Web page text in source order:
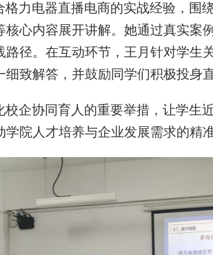
格力电器直播电商的实战经验，围
核心内容展开讲解。她通过真实案
路径。在互动环节，王月针对学生
致解答，并鼓励同学们积极投身
校企协同育人的重要举措，让学生
院人才培养与企业发展需求的精准